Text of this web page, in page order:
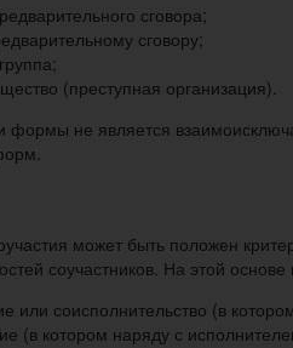
сговора;
сговору;
(преступная ор­ганизация).
формы не является
может быть положен
соучастников. На этой
или соисполнительство (в
(в котором наряду с